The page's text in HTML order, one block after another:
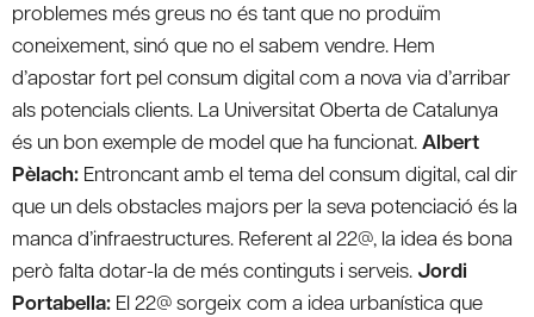
problemes més greus no és tant que no produïm
coneixement, sinó que no el sabem vendre. Hem
d’apostar fort pel consum digital com a nova via d’arribar
als potencials clients. La Universitat Oberta de Catalunya
és un bon exemple de model que ha funcionat.Albert
Pèlach: Entroncant amb el tema del consum digital, cal dir
que un dels obstacles majors per la seva potenciació és la
manca d’infraestructures. Referent al 22@, la idea és bona
però falta dotar-la de més continguts i serveis. Jordi
Portabella: El 22@ sorgeix com a idea urbanística que